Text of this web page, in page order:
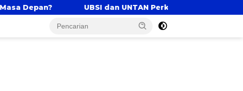
Perkuat Tri Dharma Lewat Kolaborasi Akademik